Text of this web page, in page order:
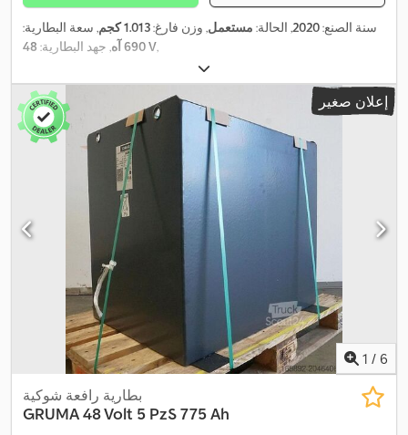
سنة الصنع:2020, الحالة: مستعمل, وزن فارغ:1.013 كجم
, سعة البطارية:
690 آه
, جهد البطارية: 48 V,
إعلان صغير
1 / 6
بطارية رافعة شوكية
GRUMA48 Volt 5 PzS 775 Ah